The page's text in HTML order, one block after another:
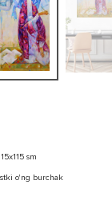
sm
o'ng burchak